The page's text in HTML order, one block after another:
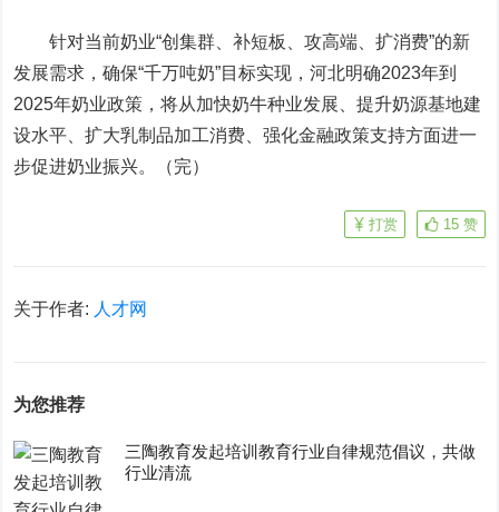
针对当前奶业“创集群、补短板、攻高端、扩消费”的新
发展需求，确保“千万吨奶”目标实现，河北明确2023年到
2025年奶业政策，将从加快奶牛种业发展、提升奶源基地建
设水平、扩大乳制品加工消费、强化金融政策支持方面进一
步促进奶业振兴。（完）
15 赞
打赏
关于作者: 人才网
为您推荐
三陶教育发起培训教育行业自律规范倡议，共做
行业清流